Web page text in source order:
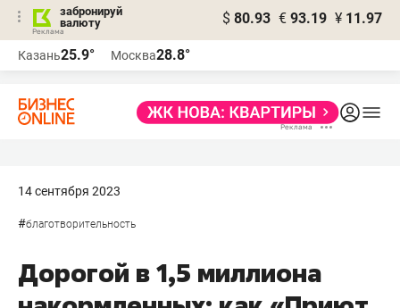
забронируй
валюту
$ 80.93 € 93.19 ¥ 11.97
Казань25.9° Москва28.8°
14 сентября 2023
#благотворительность
Дорогой в 1,5 миллиона